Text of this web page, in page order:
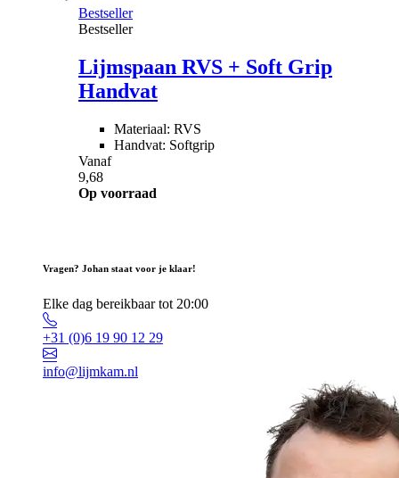
Bestseller
Bestseller
Lijmspaan RVS + Soft Grip
Handvat
Materiaal: RVS
Handvat: Softgrip
Vanaf
9,68
Op voorraad
Vragen? Johan staat voor je klaar!
Elke dag bereikbaar tot 20:00
+31 (0)6 19 90 12 29
info@lijmkam.nl